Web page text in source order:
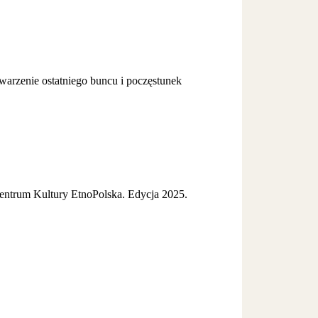
ostatniego buncu i poczęstunek
Kultury EtnoPolska. Edycja 2025.